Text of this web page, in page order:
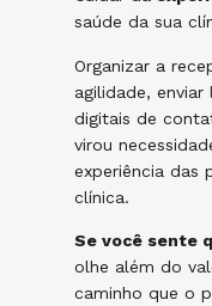
saúde da sua
Organizar a
agilidade,
digitais de
virou
experiência das
clínica.
Se você sente
olhe além do
caminho que o